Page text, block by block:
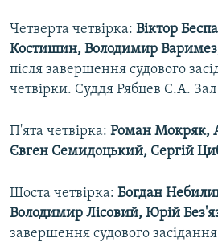
Четверта четвірка: Віктор
Костишин, Володимир Варимез,
після завершення судового
четвірки. Суддя Рябцев С.А. Зал
П'ята четвірка: Роман Мокряк,
Євген Семидоцький, Сергій
Шоста четвірка: Богдан
Володимир Лісовий, Юрій
завершення судового засідання